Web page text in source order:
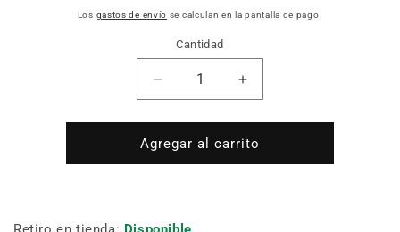
habitual
Los gastos de envío se calculan en la pantalla de pago.
Cantidad
Cantidad
Reducir
cantidad
para
SET
MIXTO
Aumentar
cantidad
para
SET
MIXTO
Agregar al carrito